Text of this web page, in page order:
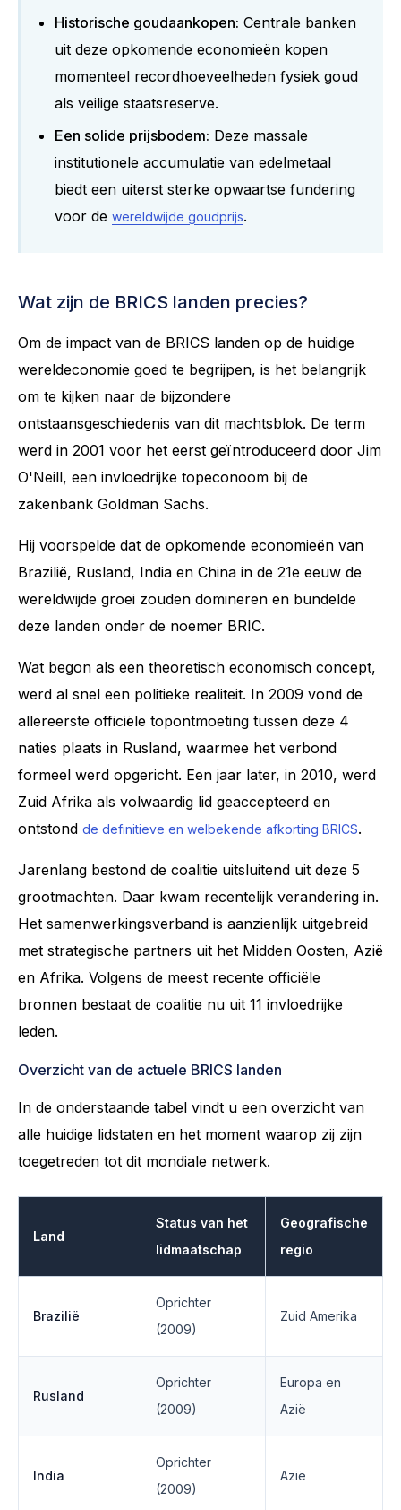
Historische goudaankopen: Centrale banken
uit deze opkomende economieën kopen
momenteel recordhoeveelheden fysiek goud
als veilige staatsreserve.
Een solide prijsbodem: Deze massale
institutionele accumulatie van edelmetaal
biedt een uiterst sterke opwaartse fundering
voor de wereldwijde goudprijs.
Wat zijn de BRICS landen precies?
Om de impact van de BRICS landen op de huidige
wereldeconomie goed te begrijpen, is het belangrijk
om te kijken naar de bijzondere
ontstaansgeschiedenis van dit machtsblok. De term
werd in 2001 voor het eerst geïntroduceerd door Jim
O'Neill, een invloedrijke topeconoom bij de
zakenbank Goldman Sachs.
Hij voorspelde dat de opkomende economieën van
Brazilië, Rusland, India en China in de 21e eeuw de
wereldwijde groei zouden domineren en bundelde
deze landen onder de noemer BRIC.
Wat begon als een theoretisch economisch concept,
werd al snel een politieke realiteit. In 2009 vond de
allereerste officiële topontmoeting tussen deze 4
naties plaats in Rusland, waarmee het verbond
formeel werd opgericht. Een jaar later, in 2010, werd
Zuid Afrika als volwaardig lid geaccepteerd en
ontstond de definitieve en welbekende afkorting BRICS.
Jarenlang bestond de coalitie uitsluitend uit deze 5
grootmachten. Daar kwam recentelijk verandering in.
Het samenwerkingsverband is aanzienlijk uitgebreid
met strategische partners uit het Midden Oosten, Azië
en Afrika. Volgens de meest recente officiële
bronnen bestaat de coalitie nu uit 11 invloedrijke
leden.
Overzicht van de actuele BRICS landen
In de onderstaande tabel vindt u een overzicht van
alle huidige lidstaten en het moment waarop zij zijn
toegetreden tot dit mondiale netwerk.
Land
Status van het
lidmaatschap
Geografische
regio
Brazilië
Oprichter
(2009)
Zuid Amerika
Rusland
Oprichter
(2009)
Europa en
Azië
India
Oprichter
(2009)
Azië